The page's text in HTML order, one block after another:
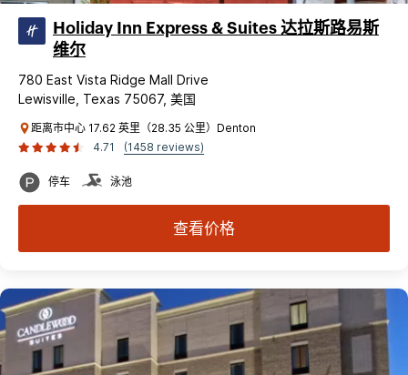
Holiday Inn Express & Suites 达拉斯路易斯
维尔
780 East Vista Ridge Mall Drive
Lewisville, Texas 75067, 美国
距离市中心 17.62 英里（28.35 公里）Denton
4.71
(1458 reviews)
停车 泳池
查看价格